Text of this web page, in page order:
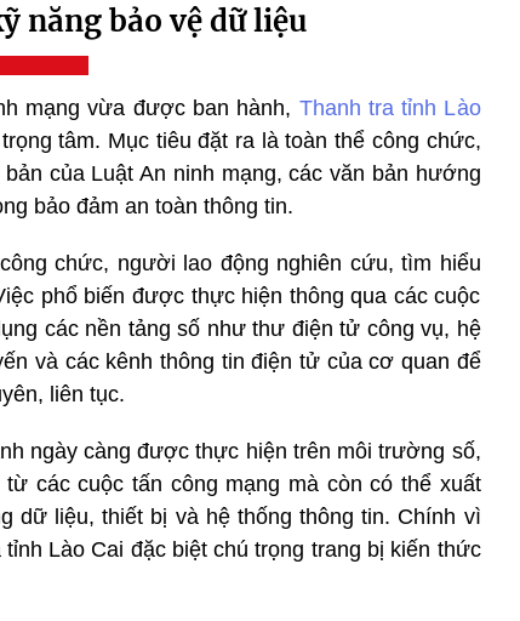
năng bảo vệ dữ liệu
mạng vừa được ban hành, Thanh tra tỉnh Lào
tâm. Mục tiêu đặt ra là toàn thể công chức,
của Luật An ninh mạng, các văn bản hướng
bảo đảm an toàn thông tin.
chức, người lao động nghiên cứu, tìm hiểu
phổ biến được thực hiện thông qua các cuộc
các nền tảng số như thư điện tử công vụ, hệ
và các kênh thông tin điện tử của cơ quan để
liên tục.
ngày càng được thực hiện trên môi trường số,
các cuộc tấn công mạng mà còn có thể xuất
dữ liệu, thiết bị và hệ thống thông tin. Chính vì
Lào Cai đặc biệt chú trọng trang bị kiến thức